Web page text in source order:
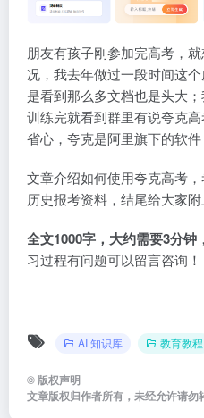
朋友有孩子刚参加完高考，
况，我去年做过一段时间这
是看到那么多文档也是头大
训练完就看到群里有说夸克
省心，夸克是阿里旗下的软件
文章介绍如何使用夸克高考
历史报考资料，结尾给大家附
全文1000字，大约需要3分钟 ，
习过程有问题可以留言咨询！
AI 知识库 教育教程
©版权声明
文章版权归作者所有，未经允许请勿